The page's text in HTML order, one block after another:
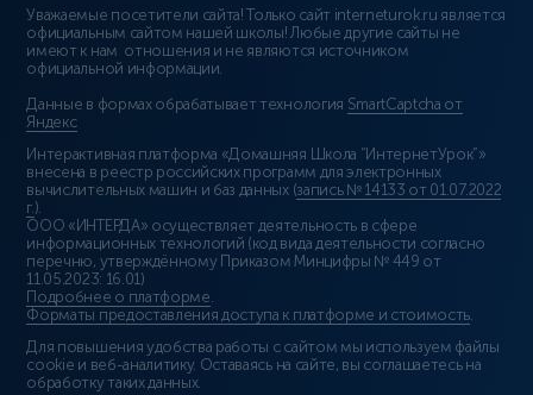
Уважаемые посетители сайта! Только сайт interneturok.ru является
официальным сайтом нашей школы! Любые другие сайты не
имеют к нам отношения и не являются источником
официальной информации.
Данные в формах обрабатывает технология SmartCaptcha от
Яндекс
Интерактивная платформа «Домашняя Школа “ИнтернетУрок”»
внесена в реестр российских программ для электронных
вычислительных машин и баз данных (запись № 14133 от 01.07.2022
г.).
ООО «ИНТЕРДА» осуществляет деятельность в сфере
информационных технологий (код вида деятельности согласно
перечню, утверждённому Приказом Минцифры № 449 от
11.05.2023: 16.01)
Подробнее о платформе.
Форматы предоставления доступа к платформе и стоимость.
Для повышения удобства работы с сайтом мы используем файлы
cookie и веб-аналитику. Оставаясь на сайте, вы соглашаетесь на
обработку таких данных.